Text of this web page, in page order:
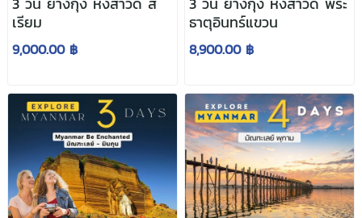
เรียม
9,000.00 ฿
ธาตุอินทร์แขวน
8,900.00 ฿